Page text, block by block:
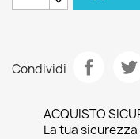
Condividi
ACQUISTO
La tua